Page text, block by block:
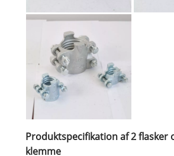
Produktspecifikation af 2 flasker
klemme